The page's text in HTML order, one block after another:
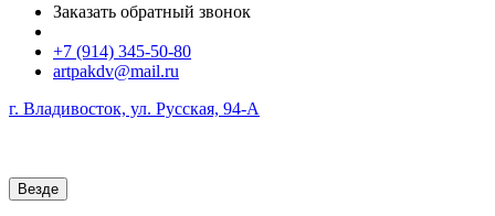
Заказать обратный звонок
+7 (914) 345-50-80
artpakdv@mail.ru
г. Владивосток, ул. Русская, 94-А
Везде